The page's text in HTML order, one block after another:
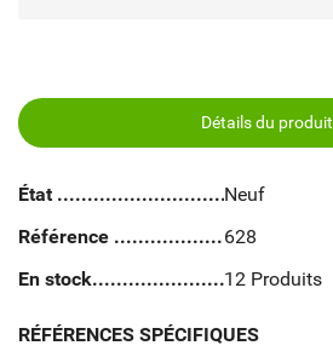
Détails du produit
État
Neuf
Référence
628
En stock
12 Produits
RÉFÉRENCES SPÉCIFIQUES